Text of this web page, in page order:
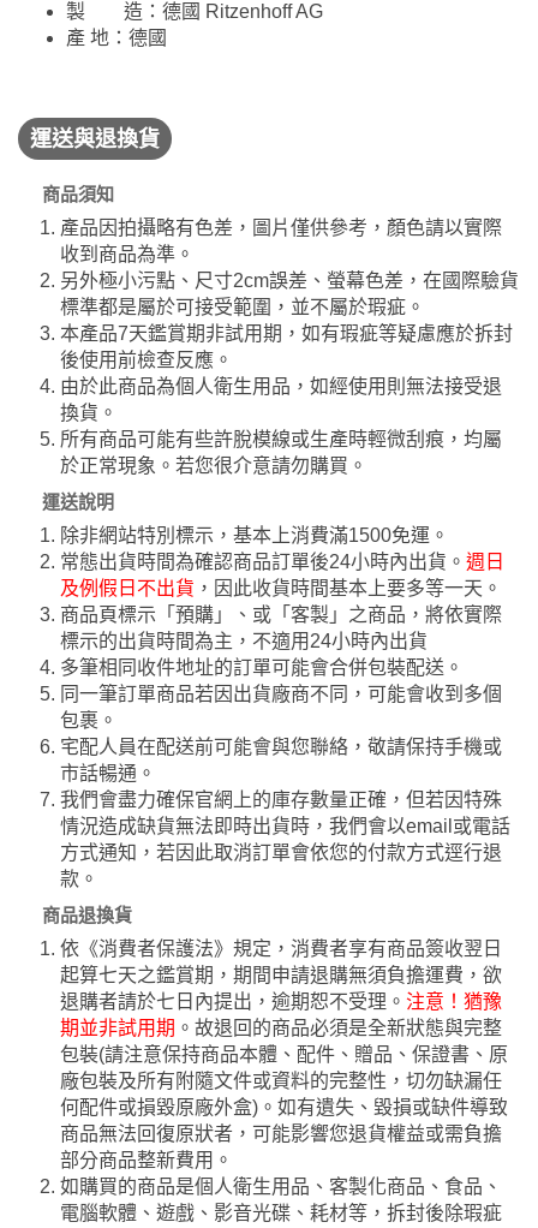
製 造：德國 Ritzenhoff AG
產 地：德國
運送與退換貨
商品須知
產品因拍攝略有色差，圖片僅供參考，顏色請以實際
收到商品為準。
另外極小污點、尺寸2cm誤差、螢幕色差，在國際驗貨
標準都是屬於可接受範圍，並不屬於瑕疵。
本產品7天鑑賞期非試用期，如有瑕疵等疑慮應於拆封
後使用前檢查反應。
由於此商品為個人衛生用品，如經使用則無法接受退
換貨。
所有商品可能有些許脫模線或生產時輕微刮痕，均屬
於正常現象。若您很介意請勿購買。
運送說明
除非網站特別標示，基本上消費滿1500免運。
常態出貨時間為確認商品訂單後24小時內出貨。 週日
及例假日不出貨 ，因此收貨時間基本上要多等一天。
商品頁標示「預購」、或「客製」之商品，將依實際
標示的出貨時間為主，不適用24小時內出貨
多筆相同收件地址的訂單可能會合併包裝配送。
同一筆訂單商品若因出貨廠商不同，可能會收到多個
包裹。
宅配人員在配送前可能會與您聯絡，敬請保持手機或
市話暢通。
我們會盡力確保官網上的庫存數量正確，但若因特殊
情況造成缺貨無法即時出貨時，我們會以email或電話
方式通知，若因此取消訂單會依您的付款方式逕行退
款。
商品退換貨
依《消費者保護法》規定，消費者享有商品簽收翌日
起算七天之鑑賞期，期間申請退購無須負擔運費，欲
退購者請於七日內提出，逾期恕不受理。 注意！猶豫
期並非試用期 。故退回的商品必須是全新狀態與完整
包裝(請注意保持商品本體、配件、贈品、保證書、原
廠包裝及所有附隨文件或資料的完整性，切勿缺漏任
何配件或損毀原廠外盒)。如有遺失、毀損或缺件導致
商品無法回復原狀者，可能影響您退貨權益或需負擔
部分商品整新費用。
如購買的商品是個人衛生用品、客製化商品、食品、
電腦軟體、遊戲、影音光碟、耗材等，拆封後除瑕疵